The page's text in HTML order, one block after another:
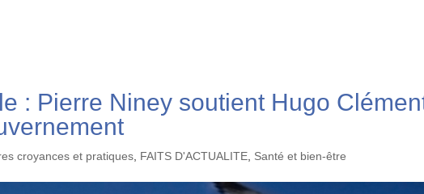
: Pierre Niney soutient Hugo
croyances et pratiques FAITS D'ACTUALITE Santé et bien-être